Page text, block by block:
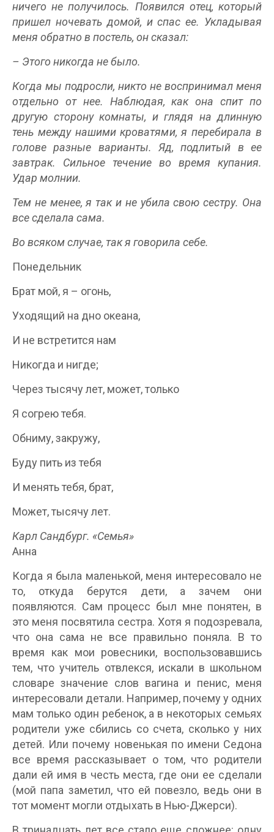
ничего не получилось. Появился отец, который
пришел ночевать домой, и спас ее. Укладывая
меня обратно в постель, он сказал:
– Этого никогда не было.
Когда мы подросли, никто не воспринимал меня
отдельно от нее. Наблюдая, как она спит по
другую сторону комнаты, и глядя на длинную
тень между нашими кроватями, я перебирала в
голове разные варианты. Яд, подлитый в ее
завтрак. Сильное течение во время купания.
Удар молнии.
Тем не менее, я так и не убила свою сестру. Она
все сделала сама.
Во всяком случае, так я говорила себе.
Понедельник
Брат мой, я – огонь,
Уходящий на дно океана,
И не встретится нам
Никогда и нигде;
Через тысячу лет, может, только
Я согрею тебя.
Обниму, закружу,
Буду пить из тебя
И менять тебя, брат,
Может, тысячу лет.
Карл Сандбург. «Семья»
Анна
Когда я была маленькой, меня интересовало не
то, откуда берутся дети, а зачем они
появляются. Сам процесс был мне понятен, в
это меня посвятила сестра. Хотя я подозревала,
что она сама не все правильно поняла. В то
время как мои ровесники, воспользовавшись
тем, что учитель отвлекся, искали в школьном
словаре значение слов вагина и пенис, меня
интересовали детали. Например, почему у одних
мам только один ребенок, а в некоторых семьях
родители уже сбились со счета, сколько у них
детей. Или почему новенькая по имени Седона
все время рассказывает о том, что родители
дали ей имя в честь места, где они ее сделали
(мой папа заметил, что ей повезло, ведь они в
тот момент могли отдыхать в Нью-Джерси).